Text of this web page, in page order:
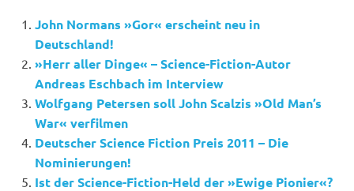
John Normans »Gor« erscheint neu in
Deutschland!
»Herr aller Dinge« – Science-Fiction-Autor
Andreas Eschbach im Interview
Wolfgang Petersen soll John Scalzis »Old Man’s
War« verfilmen
Deutscher Science Fiction Preis 2011 – Die
Nominierungen!
Ist der Science-Fiction-Held der »Ewige Pionier«?